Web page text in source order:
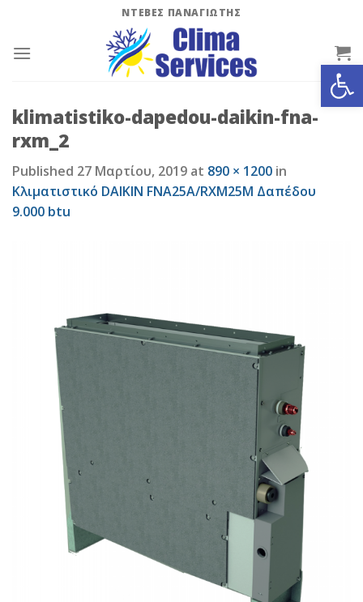
content
ΝΤΕΒΕΣ ΠΑΝΑΓΙΩΤΗΣ
klimatistiko-dapedou-daikin-fna-
rxm_2
Published 27 Μαρτίου, 2019 at 890 × 1200 in
Κλιματιστικό DAIKIN FNA25A/RXM25M Δαπέδου
9.000 btu